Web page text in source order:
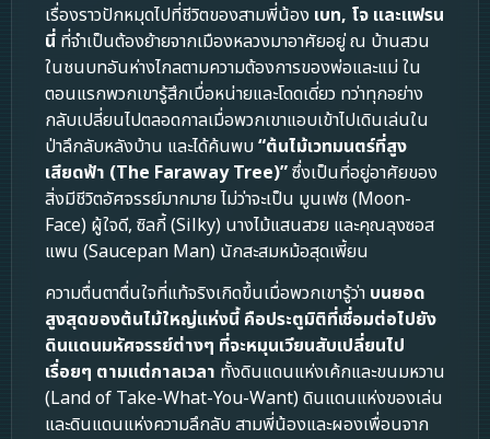
เรื่องราวปักหมุดไปที่ชีวิตของสามพี่น้อง เบท, โจ และแฟรน
นี่ ที่จำเป็นต้องย้ายจากเมืองหลวงมาอาศัยอยู่ ณ บ้านสวน
ในชนบทอันห่างไกลตามความต้องการของพ่อและแม่ ใน
ตอนแรกพวกเขารู้สึกเบื่อหน่ายและโดดเดี่ยว ทว่าทุกอย่าง
กลับเปลี่ยนไปตลอดกาลเมื่อพวกเขาแอบเข้าไปเดินเล่นใน
ป่าลึกลับหลังบ้าน และได้ค้นพบ“ต้นไม้เวทมนตร์ที่สูง
เสียดฟ้า (The Faraway Tree)”ซึ่งเป็นที่อยู่อาศัยของ
สิ่งมีชีวิตอัศจรรย์มากมาย ไม่ว่าจะเป็น มูนเฟซ (Moon-
Face) ผู้ใจดี, ซิลกี้ (Silky) นางไม้แสนสวย และคุณลุงซอส
แพน (Saucepan Man) นักสะสมหม้อสุดเพี้ยน
ความตื่นตาตื่นใจที่แท้จริงเกิดขึ้นเมื่อพวกเขารู้ว่า บนยอด
สูงสุดของต้นไม้ใหญ่แห่งนี้ คือประตูมิติที่เชื่อมต่อไปยัง
ดินแดนมหัศจรรย์ต่างๆ ที่จะหมุนเวียนสับเปลี่ยนไป
เรื่อยๆ ตามแต่กาลเวลา ทั้งดินแดนแห่งเค้กและขนมหวาน
(Land of Take-What-You-Want) ดินแดนแห่งของเล่น
และดินแดนแห่งความลึกลับ สามพี่น้องและผองเพื่อนจาก